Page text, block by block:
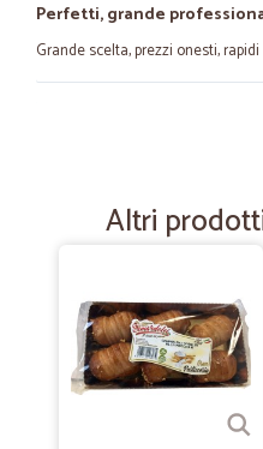
Perfetti, grande
Grande scelta, prezzi onesti,
Assolutamente perfetto!
Fin ora ho effettuato un ordine
assolutamente impeccabile.
spedizione velocissima. L'unico
di prodotto anche nelle mie zone
Aggiungerei una stella in più, se
Altri